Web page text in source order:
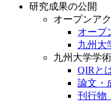
研究成果の公開
オープンア
オープ
九州大
九州大学学
QIRと
論文・
刊行物